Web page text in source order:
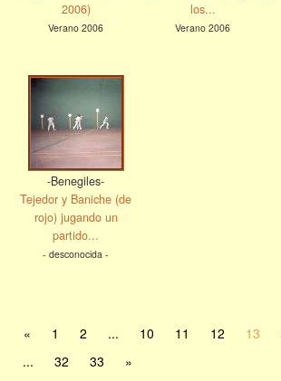
2006)
Verano 2006
los...
Verano 2006
-Benegiles-
Tejedor y Baniche (de
rojo) jugando un
partido...
- desconocida -
« 1 2 ... 10 11 12 13
...
32 33 »